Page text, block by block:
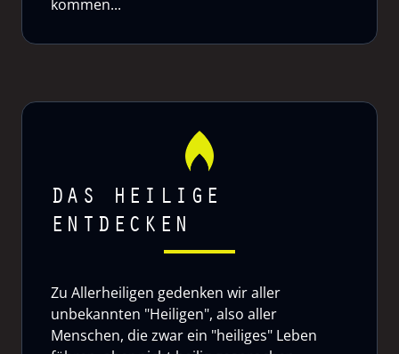
kommen...
DAS HEILIGE
ENTDECKEN
Zu Allerheiligen gedenken wir aller
unbekannten "Heiligen", also aller
Menschen, die zwar ein "heiliges" Leben